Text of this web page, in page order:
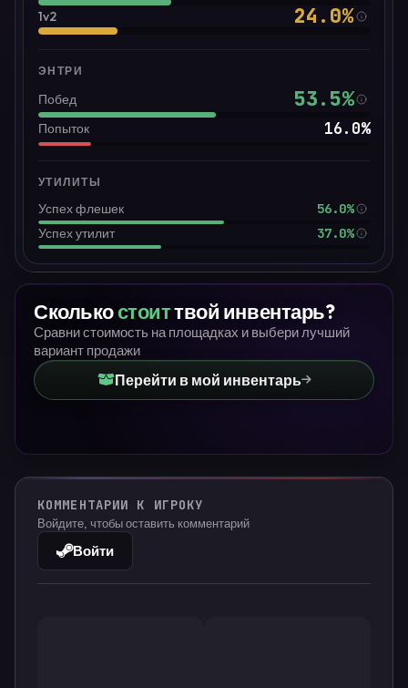
1v2 24.0%
ЭНТРИ
Побед 53.5%
Попыток 16.0%
УТИЛИТЫ
Успех флешек
56.0%
Успех утилит
37.0%
Сколькостоиттвой инвентарь?
Сравни стоимость на площадках и выбери лучший
вариант продажи
Перейти в мой инвентарь
КОММЕНТАРИИ К ИГРОКУ
Войдите, чтобы оставить комментарий
Войти